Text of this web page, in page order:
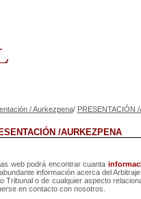
/ Aurkezpena/ PRESENTACIÓN
/AURKEZPENA
web podrá encontrar cuanta
información acerca del
Tribunal o de cualquier aspecto
en contacto con nosotros.